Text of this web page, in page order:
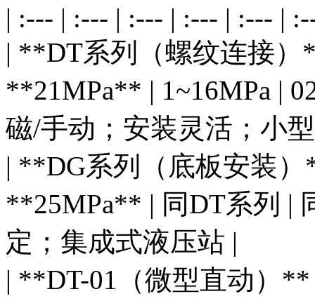
| :--- | :--- | :--- | :--- | :--- |
| **DT系列（螺纹连接）
**21MPa** | 1~16MPa |
磁/手动；安装灵活；小
| **DG系列（底板安装）
**25MPa** | 同DT系列 |
定；集成式液压站 |
| **DT-01（微型直动）